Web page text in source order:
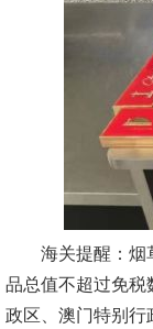
海关提醒：烟草
品总值不超过免税
政区、澳门特别行
完善运行机制